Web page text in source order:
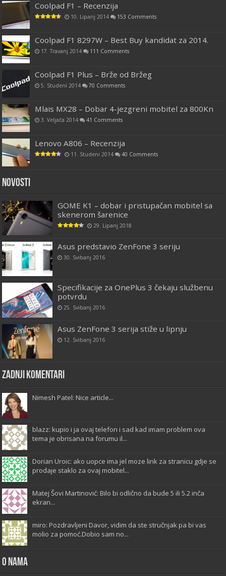
Coolpad F1 – Recenzija
10. Lipanj 2014 153 Comments
Coolpad F1 8297W – Best Buy kandidat za 2014.
17. Travanj 2014 111 Comments
Coolpad F1 Plus – Brže od Bržeg
5. Studeni 2014 70 Comments
Mlais MX28 – Dobar 4-jezgreni mobitel za 800Kn
3. Veljača 2014 41 Comments
Lenovo A806 – Recenzija
11. Studeni 2014 40 Comments
Novosti
GOME K1 – dobar i pristupačan mobitel sa
skenerom šarenice
29. Lipanj 2018
Asus predstavio ZenFone 3 seriju
30. Svibanj 2016
Specifikacije za OnePlus 3 čekaju službenu
potvrdu
25. Svibanj 2016
Asus ZenFone 3 serija stiže u lipnju
12. Svibanj 2016
Zadnji komentari
Nimesh Patel: Nice article...
blazz: kupio i ja ovaj telefon i sad kad imam problem ova
tema je obrisana na forumu il...
Dorian Uroic: ako uopce ima jel moze link za stranicu gdje se
prodaje staklo za ovaj mobitel...
Matej Šovi Martinović: Bilo bi odlično da bude 5 ili 5.2 inča
ekran...
miro: Pozdravljeni Davor, vidim da ste stručnjak pa bi vas
molio za pomoć.Dobio sam no...
O Nama